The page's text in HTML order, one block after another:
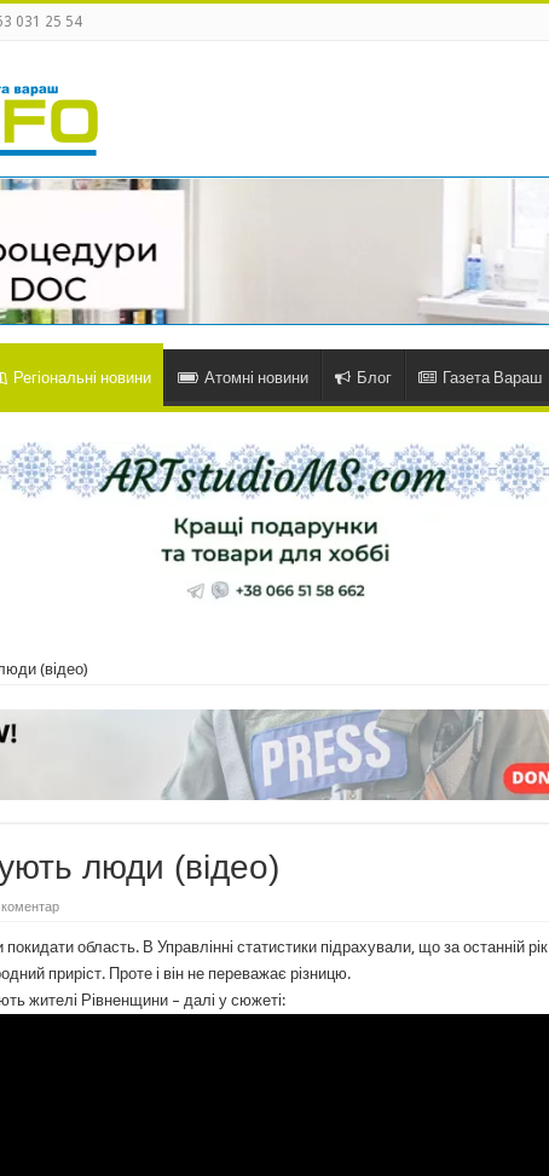
031 25 54
Регіональні новини Атомні новини Блог Газета Вараш
(відео)
люди (відео)
область. В Управлінні статистики підрахували, що за останній рік
приріст. Проте і він не переважає різницю.
жителі Рівненщини – далі у сюжеті: